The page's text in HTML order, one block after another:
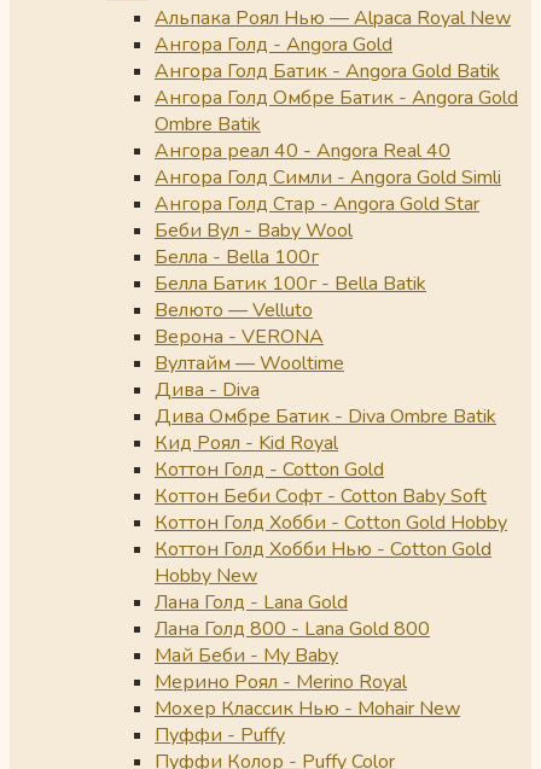
Альпака Роял Нью — Alpaca Royal New
Ангора Голд - Angora Gold
Ангора Голд Батик - Angora Gold Batik
Ангора Голд Омбре Батик - Angora Gold
Ombre Batik
Ангора реал 40 - Angora Real 40
Ангора Голд Симли - Angora Gold Simli
Ангора Голд Стар - Angora Gold Star
Беби Вул - Baby Wool
Белла - Bella 100г
Белла Батик 100г - Bella Batik
Велюто — Velluto
Верона - VERONA
Вултайм — Wooltime
Дива - Diva
Дива Омбре Батик - Diva Ombre Batik
Кид Роял - Kid Royal
Коттон Голд - Cotton Gold
Коттон Беби Софт - Cotton Baby Soft
Коттон Голд Хобби - Cotton Gold Hobby
Коттон Голд Хобби Нью - Cotton Gold
Hobby New
Лана Голд - Lana Gold
Лана Голд 800 - Lana Gold 800
Май Беби - My Baby
Мерино Роял - Merino Royal
Мохер Классик Нью - Mohair New
Пуффи - Puffy
Пуффи Колор - Puffy Color